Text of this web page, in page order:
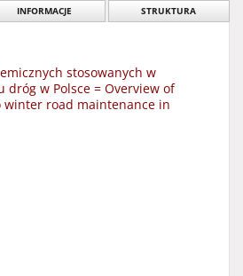
INFORMACJE STRUKTURA
stosowanych w
w Polsce = Overview of
road maintenance in